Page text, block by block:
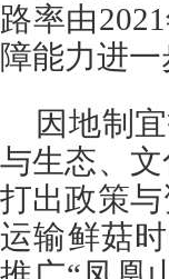
路率由
障能力进一
因地制
与生态、
打出政策
运输鲜菇